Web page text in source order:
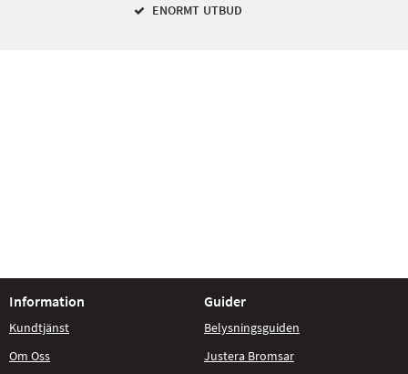
ENORMT UTBUD
Information
Kundtjänst
Om Oss
Guider
Belysningsguiden
Justera Bromsar